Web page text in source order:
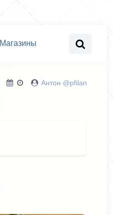
Магазины
Антон @pfilan